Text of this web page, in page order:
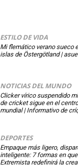
ESTILO DE VIDA
Mi flemático verano sueco
islas de Östergötland |
NOTICIAS DEL MUNDO
Clicker vírico suspendido
de cricket sigue en el
mundial | Informativo de
DEPORTES
Empaque más ligero,
inteligente: 7 formas en
Extremista redefinirá la